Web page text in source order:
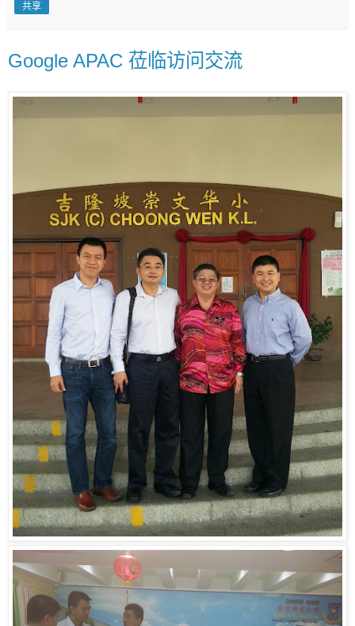
共享
Google APAC 莅临访问交流